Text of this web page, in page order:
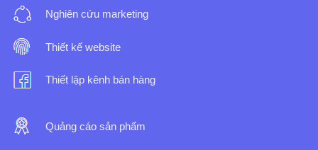
Nghiên cứu marketing
Thiết kế website
Thiết lập kênh bán hàng
Quảng cáo sản phẩm